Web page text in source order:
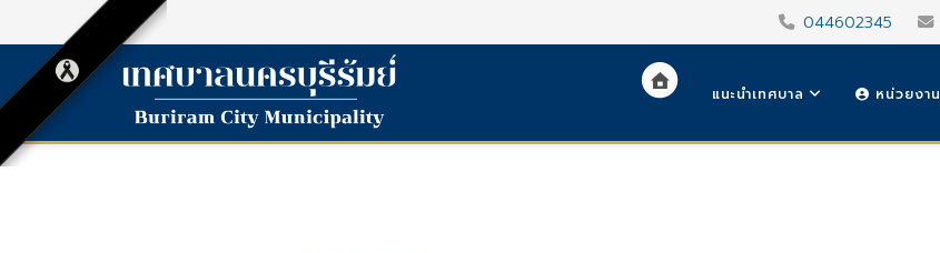
044602345
แนะนำเทศบาล หน่วยงาน